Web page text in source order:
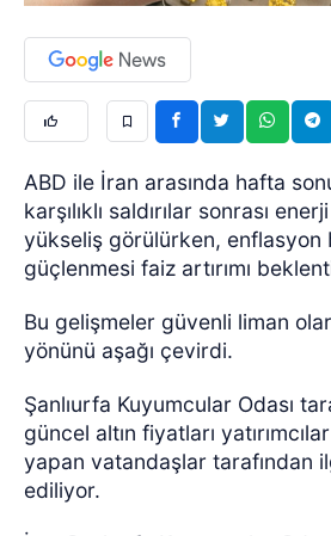
ABD ile İran arasında hafta
karşılıklı saldırılar sonrası
yükseliş görülürken, enflasyon
güçlenmesi faiz artırımı
Bu gelişmeler güvenli liman
yönünü aşağı çevirdi.
Şanlıurfa Kuyumcular Odası
güncel altın fiyatları
yapan vatandaşlar tarafından
ediliyor.